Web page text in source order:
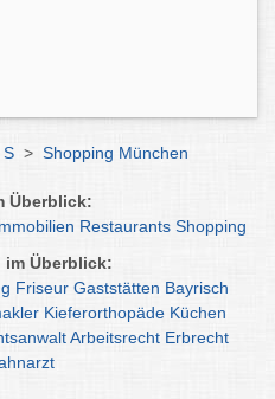
S > Shopping München
Überblick:
Restaurants Shopping
im Überblick:
Friseur Gaststätten Bayrisch
Kieferorthopäde Küchen
Arbeitsrecht Erbrecht